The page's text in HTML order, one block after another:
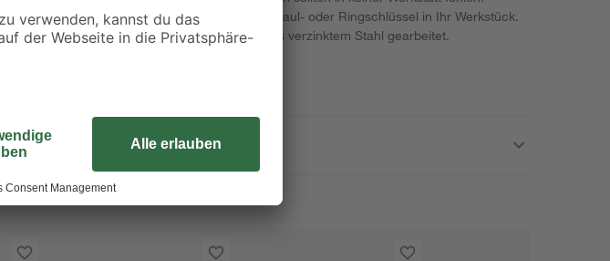
Treiben Sie das metrische Gewinde mit einem Maul- oder Ringschlüssel in Ihr Werkstück.
Die Schrauben erfüllen die DIN 558 und sind aus verzinktem Stahl gearbeitet.